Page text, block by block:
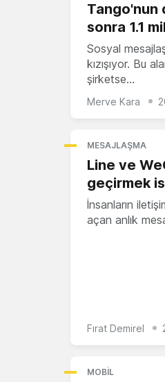
Tango'nun
sonra 1.1
Sosyal
kızışıyor. Bu
şirketse…
Merve Kara
MESAJLAŞMA
Line ve
geçirmek
İnsanların
açan anlık
Fırat Demirel
MOBIL